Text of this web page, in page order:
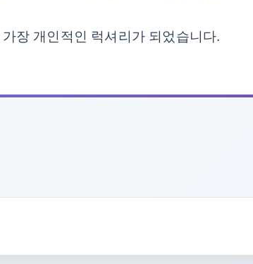
장 개인적인 럭셔리가 되었습니다.